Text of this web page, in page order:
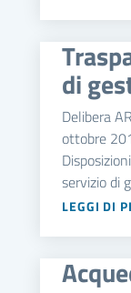
di
Delibera
ottobre
servizio di
LEGGI DI